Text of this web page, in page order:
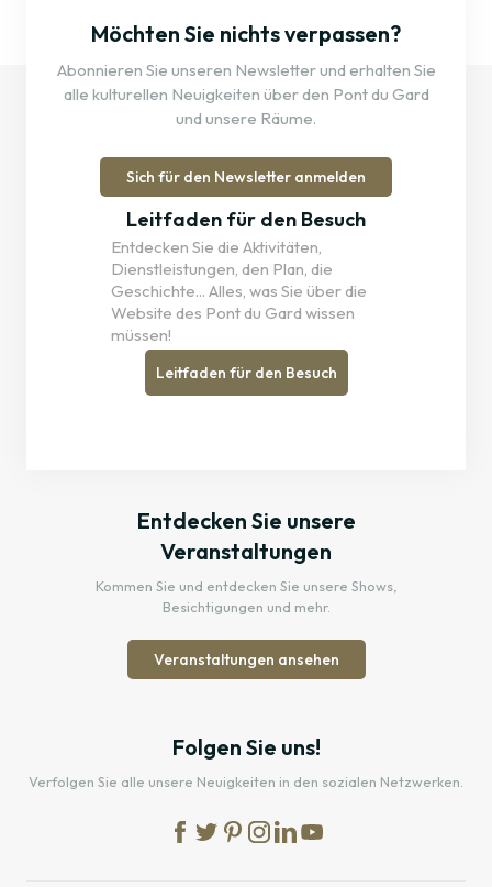
Möchten Sie nichts verpassen?
Abonnieren Sie unseren Newsletter und erhalten Sie
alle kulturellen Neuigkeiten über den Pont du Gard
und unsere Räume.
Sich für den Newsletter anmelden
Leitfaden für den Besuch
Entdecken Sie die Aktivitäten,
Dienstleistungen, den Plan, die
Geschichte... Alles, was Sie über die
Website des Pont du Gard wissen
müssen!
Leitfaden für den Besuch
Entdecken Sie unsere
Veranstaltungen
Kommen Sie und entdecken Sie unsere Shows,
Besichtigungen und mehr.
Veranstaltungen ansehen
Folgen Sie uns!
Verfolgen Sie alle unsere Neuigkeiten in den sozialen Netzwerken.